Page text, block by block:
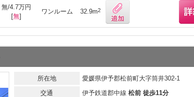
無/4.7万円
[無]
ワンルーム 32.9m2
所在地
愛媛県伊予郡松前町大字筒井302-1
交通
伊予鉄道郡中線 松前 徒歩11分